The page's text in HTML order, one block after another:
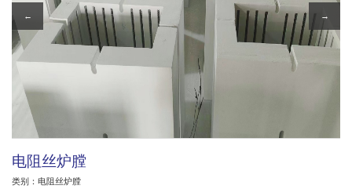
← →
电阻丝炉膛
类别：电阻丝炉膛